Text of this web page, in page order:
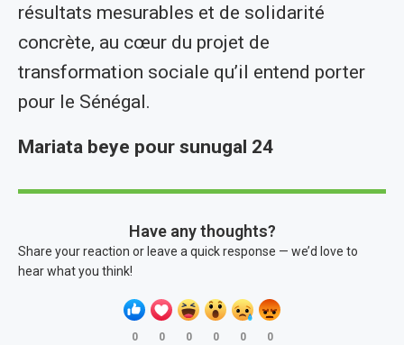
résultats mesurables et de solidarité
concrète, au cœur du projet de
transformation sociale qu’il entend porter
pour le Sénégal.
Mariata beye pour sunugal 24
Have any thoughts?
Share your reaction or leave a quick response — we’d love to
hear what you think!
0 0 0 0 0 0